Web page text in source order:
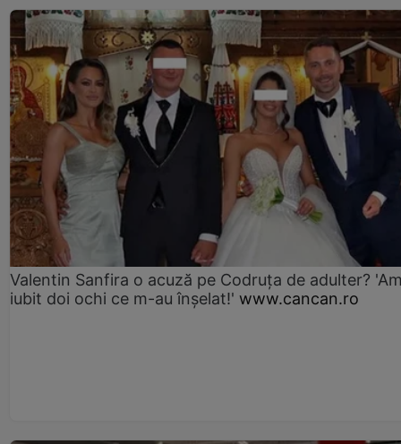
Valentin Sanfira o acuză pe Codruța de adulter?
iubit doi ochi ce m-au înșelat!' www.cancan.ro